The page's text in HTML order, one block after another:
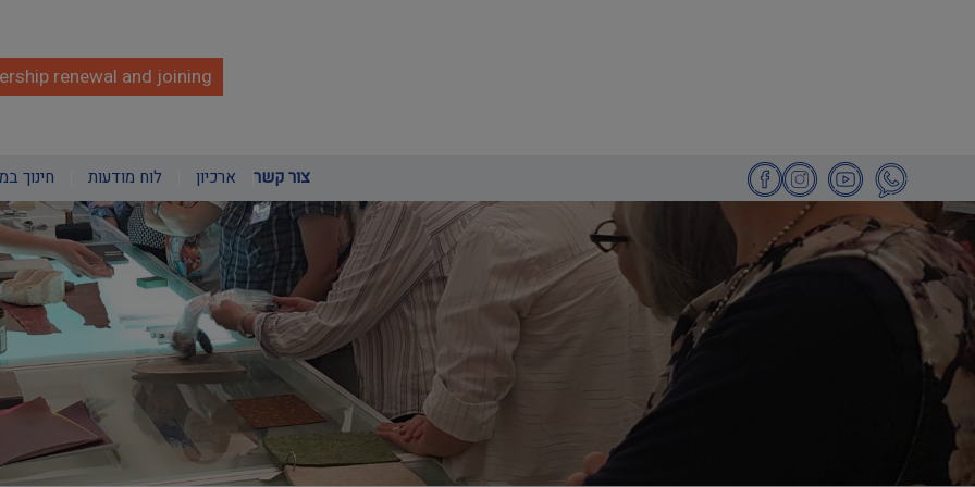
renewal and joining
חינוך לוח מודעות ארכיון צור קשר